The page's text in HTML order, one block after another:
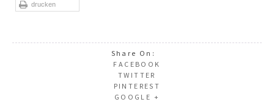
drucken
Share On:
FACEBOOK
TWITTER
PINTEREST
GOOGLE +